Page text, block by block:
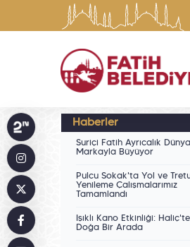
Haberler
Suriçi Fatih Ayrıcalık
Markayla Büyüyor
Pulcu Sokak'ta Yol ve
Yenileme Çalışmalarımız
Tamamlandı
Işıklı Kano Etkinliği:
Doğa Bir Arada